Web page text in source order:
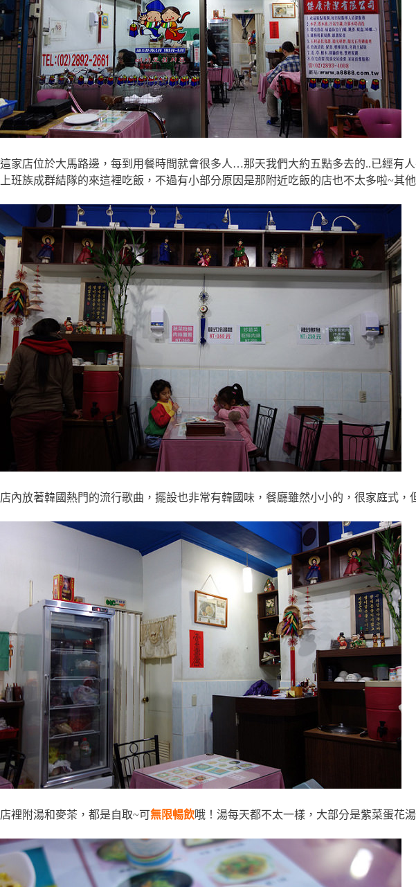
這家店位於大馬路邊，每到用餐時間就會很多人…那天我們大約五點多去的..已經有
上班族成群結隊的來這裡吃飯，不過有小部分原因是那附近吃飯的店也不太多啦~
店內放著韓國熱門的流行歌曲，擺設也非常有韓國味，餐廳雖然小小的，很家庭式，
店裡附湯和麥茶，都是自取~可無限暢飲哦！湯每天都不太一樣，大部分是紫菜蛋花